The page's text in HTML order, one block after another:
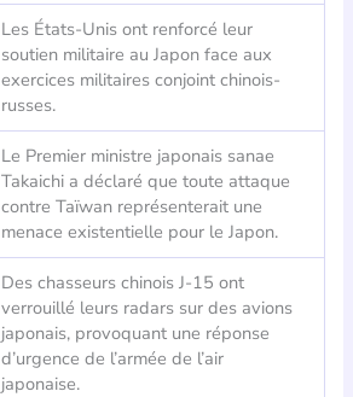
Les États-Unis ont renforcé leur
soutien militaire au Japon face aux
exercices militaires conjoint chinois-
russes.
Le Premier ministre japonais sanae
Takaichi a déclaré que toute attaque
contre Taïwan représenterait une
menace existentielle pour le Japon.
Des chasseurs chinois J-15 ont
verrouillé leurs radars sur des avions
japonais, provoquant une réponse
d’urgence de l’armée de l’air
japonaise.